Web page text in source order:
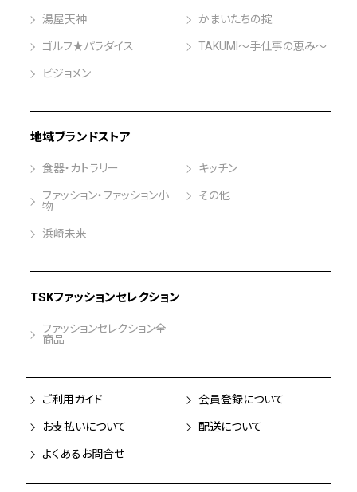
湯屋天神 かまいたちの掟
ゴルフ★パラダイス TAKUMI～手仕事の恵み～
ビジョメン
地域ブランドストア
食器・カトラリー キッチン
ファッション・ファッション小
物
その他
浜崎未来
TSKファッションセレクション
ファッションセレクション全
商品
ご利用ガイド 会員登録について
お支払いについて 配送について
よくあるお問合せ